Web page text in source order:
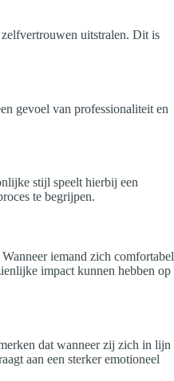
uitstralen. Dit is
gevoel van professionaliteit en
stijl speelt hierbij een
te begrijpen.
iemand zich comfortabel
impact kunnen hebben op
dat wanneer zij zich in lijn
aan een sterker emotioneel